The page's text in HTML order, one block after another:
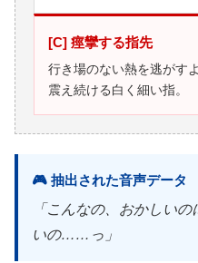
[C] 痙攣する指先
行き場のない熱を逃がす
震え続ける白く細い指。
🎮 抽出された音声データ
「こんなの、おかしい
いの……っ」